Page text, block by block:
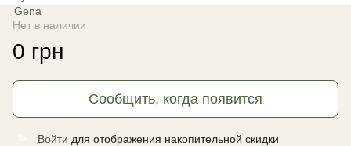
Нет в наличии
0 грн
Сообщить, когда появится
Войти для отображения накопительной скидки